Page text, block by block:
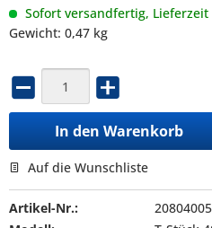
Sofort versandfertig, Lieferzeit
Gewicht: 0,47 kg
In den Warenkorb
Auf die Wunschliste
Artikel-Nr.:
20804005